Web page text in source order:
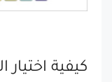
كيفية اختيار